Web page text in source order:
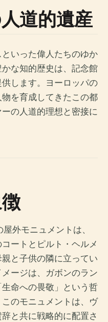
道的遺産
いった偉人たちのゆか
な知的歴史は、記念館
します。ヨーロッパの
を育成してきたこの都
の人道的理想と密接に
外モニュメントは、
ートとピルト・ヘルメ
と子供の隣に立ってい
ージは、ガボンのラン
命への畏敬」という哲
のモニュメントは、ヴ
と共に戦略的に配置さ